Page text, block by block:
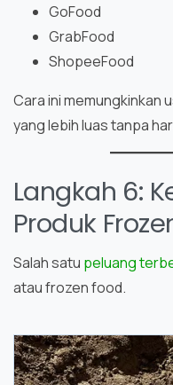
GoFood
GrabFood
ShopeeFood
Cara ini memungkinkan
yang lebih luas tanpa
Langkah 6:
Produk
Salah satu peluang
atau frozen food.